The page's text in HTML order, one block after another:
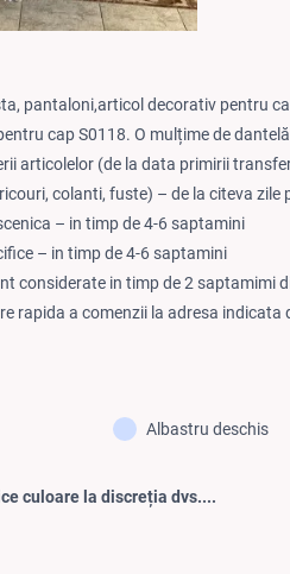
pantaloni,articol decorativ pentru
cap S0118. O mulțime de
articolelor (de la data primirii
colanti, fuste) – de la citeva
– in timp de 4-6 saptamini
– in timp de 4-6 saptamini
considerate in timp de 2 saptamimi
rapida a comenzii la adresa indicata
Albastru deschis
culoare la discreția dvs....